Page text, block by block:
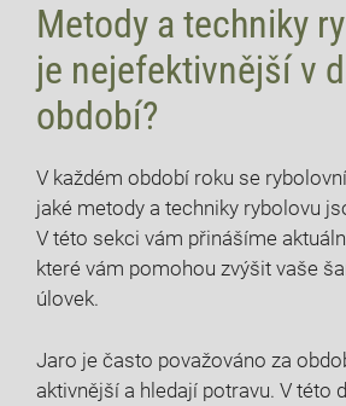
Metody a techniky
je nejefektivnější‌ v⁤
období?
V každém období​ roku se
jaké metody a techniky rybolovu
V této sekci vám přinášíme
které⁢ vám pomohou zvýšit‍ vaše
úlovek.
Jaro je často považováno ⁢za
aktivnější ⁤a hledají potravu. V této​